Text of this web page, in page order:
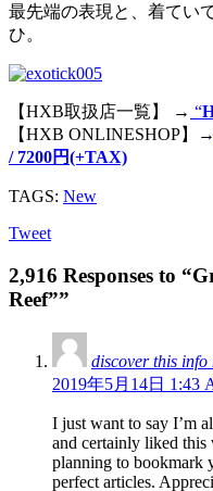
最先端の表現と、着てい
ひ。
【HXB取扱店一覧】 → “
【HXB ONLINESHOP】→
/ 7200円(+TAX)
TAGS: New
Tweet
2,916 Responses to
Reef””
discover this info
2019年5月14日 1:43
I just want to say I’m
and certainly liked this
planning to bookmark
perfect articles.